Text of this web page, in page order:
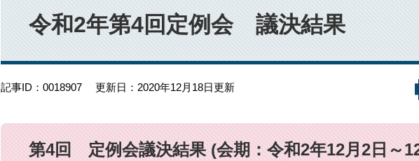
文
令和2年第4回定例会 議決結果
記事ID：0018907 更新日：2020年12月18日更新
第4回 定例会議決結果 (会期：令和2年12月2日